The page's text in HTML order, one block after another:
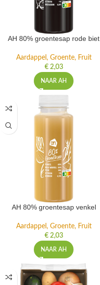
AH 80% groentesap rode biet
Aardappel, Groente, Fruit
€2,03
NAAR AH
AH 80% groentesap venkel
Aardappel, Groente, Fruit
€2,03
NAAR AH